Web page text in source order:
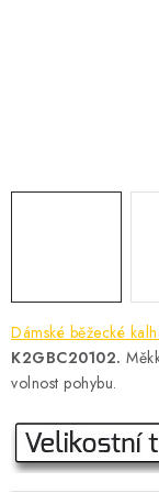
NOVINKY
NOVINKY INOV-8
Dámské běžecké
K2GBC20102.
volnost pohybu.